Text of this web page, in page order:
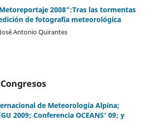
2008":Tras las tormentas
de fotografía meteorológica
Antonio Quirantes
de Meteorología Alpina;
2009; Conferencia OCEANS’ 09; y